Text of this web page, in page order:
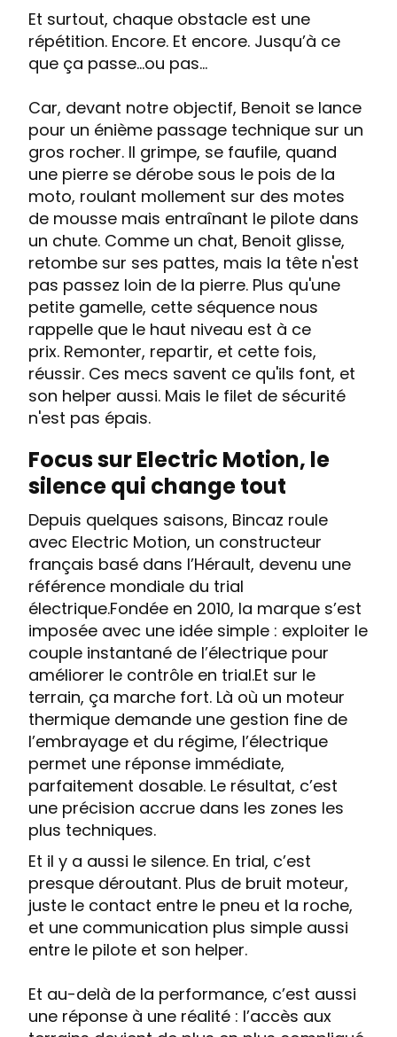
Et surtout, chaque obstacle est une
répétition. Encore. Et encore. Jusqu’à ce
que ça passe...ou pas...
Car, devant notre objectif, Benoit se lance
pour un énième passage technique sur un
gros rocher. Il grimpe, se faufile, quand
une pierre se dérobe sous le pois de la
moto, roulant mollement sur des motes
de mousse mais entraînant le pilote dans
un chute. Comme un chat, Benoit glisse,
retombe sur ses pattes, mais la tête n'est
pas passez loin de la pierre. Plus qu'une
petite gamelle, cette séquence nous
rappelle que le haut niveau est à ce
prix. Remonter, repartir, et cette fois,
réussir. Ces mecs savent ce qu'ils font, et
son helper aussi. Mais le filet de sécurité
n'est pas épais.
Focus sur Electric Motion, le
silence qui change tout
Depuis quelques saisons, Bincaz roule
avec Electric Motion, un constructeur
français basé dans l’Hérault, devenu une
référence mondiale du trial
électrique.Fondée en 2010, la marque s’est
imposée avec une idée simple : exploiter le
couple instantané de l’électrique pour
améliorer le contrôle en trial.Et sur le
terrain, ça marche fort. Là où un moteur
thermique demande une gestion fine de
l’embrayage et du régime, l’électrique
permet une réponse immédiate,
parfaitement dosable. Le résultat, c’est
une précision accrue dans les zones les
plus techniques.
Et il y a aussi le silence. En trial, c’est
presque déroutant. Plus de bruit moteur,
juste le contact entre le pneu et la roche,
et une communication plus simple aussi
entre le pilote et son helper.
Et au-delà de la performance, c’est aussi
une réponse à une réalité : l’accès aux